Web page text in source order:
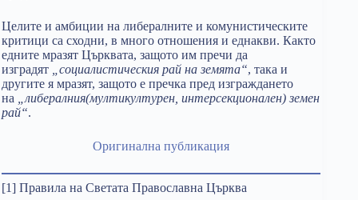
Целите и амбиции на либералните и комунистическите
критици са сходни, в много отношения и еднакви. Както
едните мразят Църквата, защото им пречи да
изградят
„социалистическия рай на земята“, така и
другите я мразят, защото е пречка пред изграждането
на
„либералния(мултикултурен, интерсекционален) земен
рай“.
Оригинална публикация
[1] Правила на Светата Православна Църква